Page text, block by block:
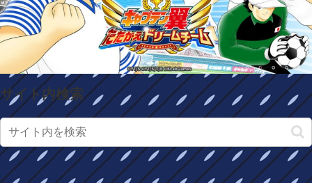
サイト内検索